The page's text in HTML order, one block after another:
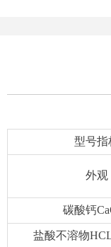
型号指
外观
碳酸钙
盐酸不溶物